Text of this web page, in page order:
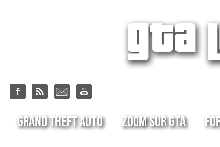
Grand Theft Auto Zoom sur GTA